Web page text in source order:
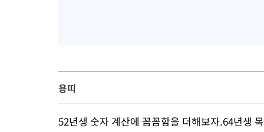
용띠
52년생 숫자 계산에 꼼꼼함을 더해보자.64년생